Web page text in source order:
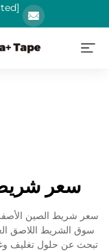
[email protected]
سعر
سعر شريط الصين الأصفر
سوق الشريط اللاصق
تبحث عن حلول تغليف